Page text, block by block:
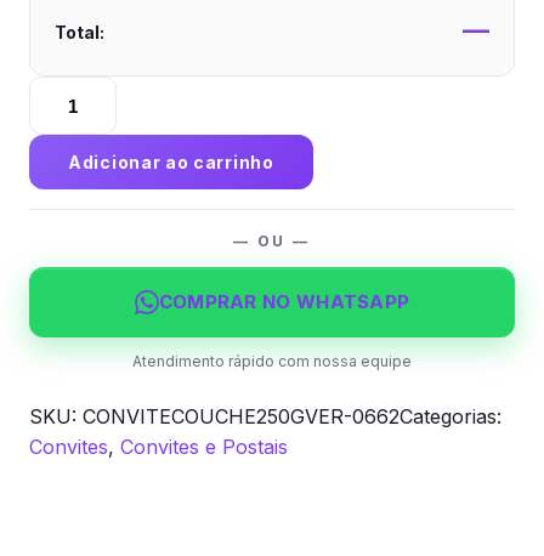
Total: —
Convite
Couchê
250g
Verniz
Total
quantidade
Adicionar ao carrinho
— OU —
COMPRAR NO WHATSAPP
Atendimento rápido com nossa equipe
SKU: CONVITECOUCHE250GVER-0662Categorias:
Convites, Convites e Postais